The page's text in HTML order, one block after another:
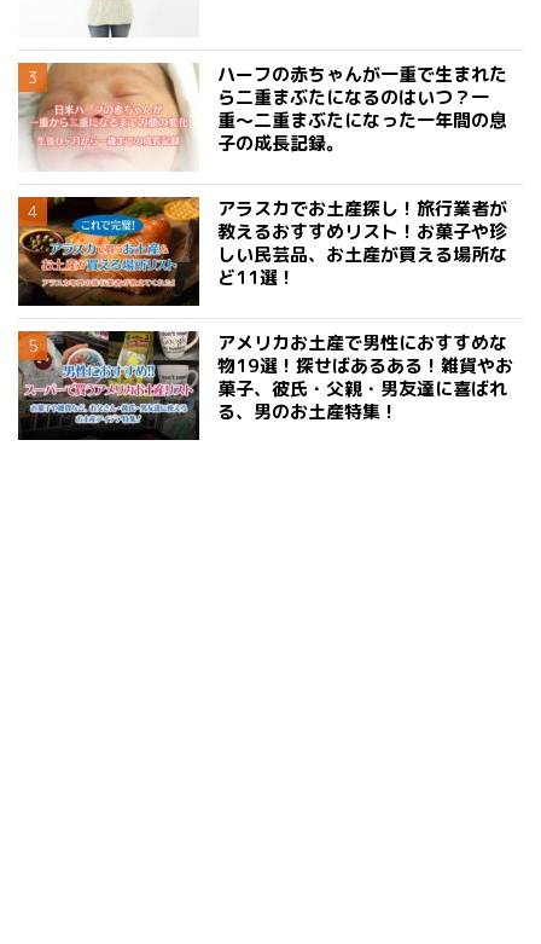
ハーフの赤ちゃんが一重で生まれた
ら二重まぶたになるのはいつ？一
重〜二重まぶたになった一年間の息
子の成長記録。
アラスカでお土産探し！旅行業者が
教えるおすすめリスト！お菓子や珍
しい民芸品、お土産が買える場所な
ど11選！
アメリカお土産で男性におすすめな
物19選！探せばあるある！雑貨やお
菓子、彼氏・父親・男友達に喜ばれ
る、男のお土産特集！